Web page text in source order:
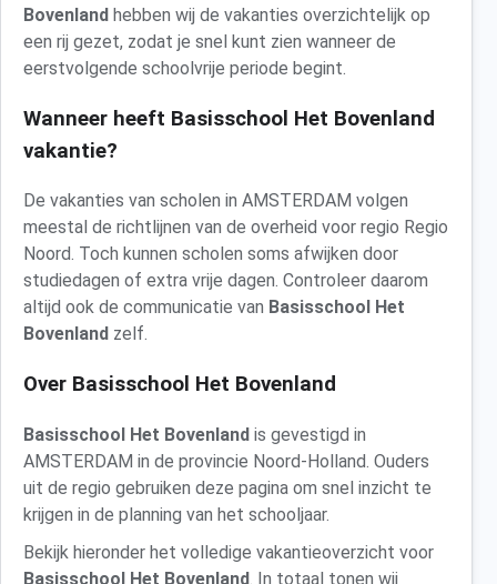
Bovenland hebben wij de vakanties overzichtelijk op
een rij gezet, zodat je snel kunt zien wanneer de
eerstvolgende schoolvrije periode begint.
Wanneer heeft Basisschool Het Bovenland
vakantie?
De vakanties van scholen in AMSTERDAM volgen
meestal de richtlijnen van de overheid voor regio Regio
Noord. Toch kunnen scholen soms afwijken door
studiedagen of extra vrije dagen. Controleer daarom
altijd ook de communicatie van Basisschool Het
Bovenland zelf.
Over Basisschool Het Bovenland
Basisschool Het Bovenland is gevestigd in
AMSTERDAM in de provincie Noord-Holland. Ouders
uit de regio gebruiken deze pagina om snel inzicht te
krijgen in de planning van het schooljaar.
Bekijk hieronder het volledige vakantieoverzicht voor
Basisschool Het Bovenland. In totaal tonen wij